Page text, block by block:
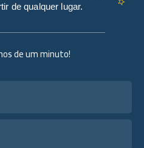
de um minuto!
de qualquer lugar.